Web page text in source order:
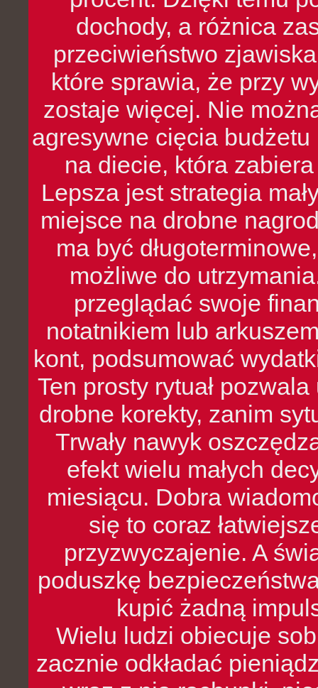
dochody, a różnica
przeciwieństwo
które sprawia, że przy
zostaje więcej. Nie
agresywne cięcia
na diecie, która
Lepsza jest strategia
miejsce na drobne
ma być
możliwe do
przeglądać swoje
notatnikiem lub
kont, podsumować
Ten prosty rytuał
drobne korekty, zanim
Trwały nawyk
efekt wielu małych
miesiącu. Dobra
się to coraz
przyzwyczajenie. A
poduszkę
kupić żadną
Wielu ludzi obiecuje
zacznie odkładać